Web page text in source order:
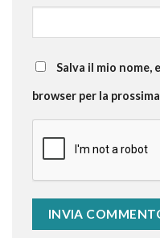
Salva il mio nome,
browser per la